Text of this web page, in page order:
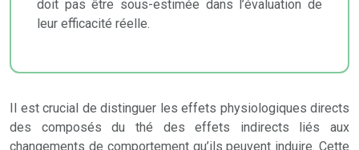
doit pas être sous-estimée dans l’évaluation de
leur efficacité réelle.
Il est crucial de distinguer les effets physiologiques directs
des composés du thé des effets indirects liés aux
changements de comportement qu’ils peuvent induire. Cette